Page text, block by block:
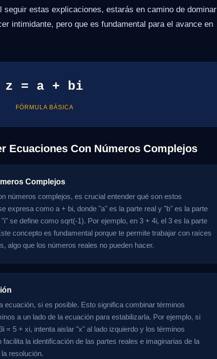
seguir estas explicaciones, estarás en camino de dominar
intimidante, pero que es fundamental para el avance en
z = a + bi
FÓRMULA BÁSICA
Ecuaciones Con Números Complejos
Complejos
números complejos, es crucial entender qué son estos
expresa como a + bi, donde "a" es la parte real y "b" es la parte
se define como sqrt(-1). Por ejemplo, en 3 + 4i, el 3 es la parte
concepto es fundamental porque te permite trabajar con raíces
algo que los números reales no pueden hacer.
ecuación, si es posible. Esto significa combinar términos
a un lado de la ecuación para estabilizarla. Por ejemplo, si
= 5 + xi, intenta aislar "x" al lado izquierdo y los términos
la identificación de las partes reales e imaginarias de la
resolución.